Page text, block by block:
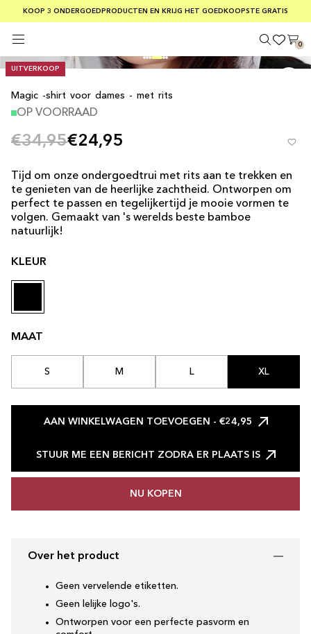
KOOP 3 ONDERGOEDPRODUCTEN EN KRIJG HET GOEDKOOPSTE GRATIS
GRATIS VERZENDING BIJ BESTELLINGEN VAN MEER DAN € 75
VEILIG BETALEN MET KLARNA
0
UITVERKOOP
' width='100' height='100' >
Magic -shirt voor dames - met rits
OP VOORRAAD
€34,95€24,95
Tijd om onze ondergoedtrui met rits aan te trekken en
te genieten van de heerlijke zachtheid. Ontworpen om
perfect te passen en tegelijkertijd je mooie vormen te
volgen. Gemaakt van 's werelds beste bamboe
natuurlijk!
KLEUR
MAAT
S M L XL
AAN WINKELWAGEN TOEVOEGEN - €24,95
STUUR ME EEN BERICHT ZODRA ER PLAATS IS
NU KOPEN
Over het product
Geen vervelende etiketten.
Geen lelijke logo's.
Ontworpen voor een perfecte pasvorm en